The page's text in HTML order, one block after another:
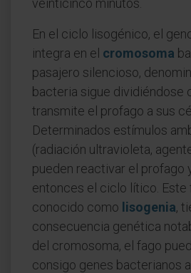
veinticinco minutos.
En el ciclo lisogénico, el
integra en el cromosoma
pasajero silencioso,
bacteria sigue dividiéndose
transmite el profago a sus
Determinados estímulos
(radiación ultravioleta,
pueden reactivar el profago
entonces el ciclo lítico. Este
conocido como lisogenia,
consecuencia genética
del cromosoma, el fago
consigo genes bacterianos